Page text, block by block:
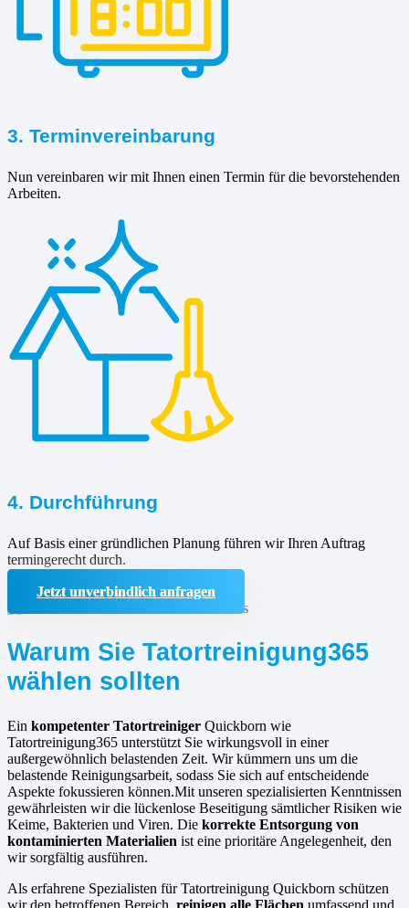
3. Terminvereinbarung
Nun vereinbaren wir mit Ihnen einen Termin für die bevorstehenden
Arbeiten.
4. Durchführung
Auf Basis einer gründlichen Planung führen wir Ihren Auftrag
termingerecht durch.
Jetzt unverbindlich anfragen
Warum Sie Tatortreinigung365
wählen sollten
Ein kompetenter Tatortreiniger Quickborn wie
Tatortreinigung365 unterstützt Sie wirkungsvoll in einer
außergewöhnlich belastenden Zeit. Wir kümmern uns um die
belastende Reinigungsarbeit, sodass Sie sich auf entscheidende
Aspekte fokussieren können.Mit unseren spezialisierten Kenntnissen
gewährleisten wir die lückenlose Beseitigung sämtlicher Risiken wie
Keime, Bakterien und Viren. Die korrekte Entsorgung von
kontaminierten Materialien ist eine prioritäre Angelegenheit, den
wir sorgfältig ausführen.
Als erfahrene Spezialisten für Tatortreinigung Quickborn schützen
wir den betroffenen Bereich, reinigen alle Flächen umfassend und